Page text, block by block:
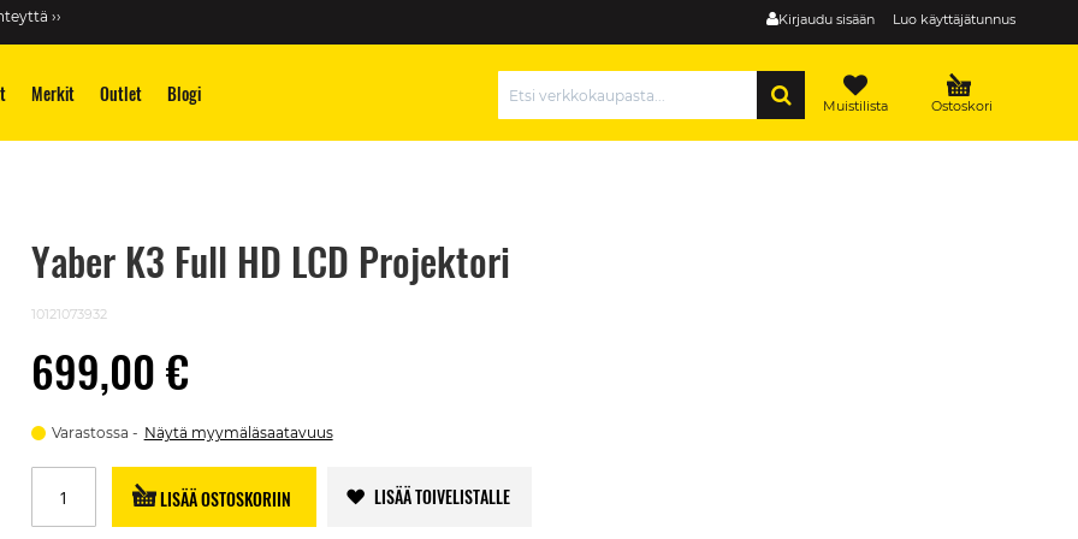
Kirjaudu sisään Luo käyttäjätunnus
››
Merkit Outlet Blogi Ostoskori
Muistilista
Yaber K3 Full HD LCD Projektori
10121073932
699,00 €
Varastossa Näytä myymäläsaatavuus
LISÄÄ OSTOSKORIIN LISÄÄ TOIVELISTALLE